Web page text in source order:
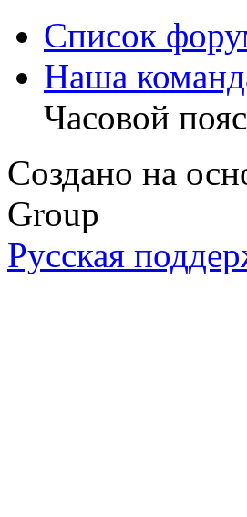
Список
Наша
Часовой
Создано на
Group
Русская